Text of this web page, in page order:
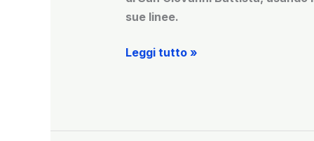
sue linee.
La
Leggi tutto »